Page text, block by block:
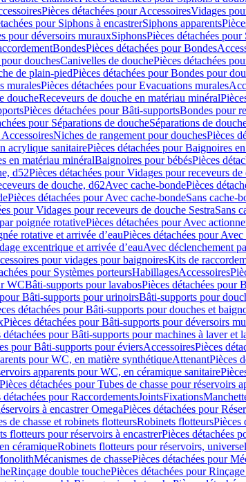
Pièces détachées pour AccessoiresVidages
pour Siphons à encastrerSiphons apparents
pour déversoirs murauxSiphonsPièces détachées pour
BondesPièces détachées pour Bondes
douchesCanivelles de douchePièces détachées
de plain-piedPièces détachées pour Bondes pour
muralesPièces détachées pour Evacuations murales
doucheReceveurs de douche en matériau minéral
Pièces détachées pour Bâti-supportsBondes pour
pour Séparations de doucheSéparations de
Niches de rangement pour douchesPièces
acrylique sanitairePièces détachées pour Baignoires
en matériau minéralBaignoires pour bébésPièces
d52Pièces détachées pour Vidages pour receveurs
de douche, d62Avec cache-bondePièces
Pièces détachées pour Avec cache-bondeSans cache-
pour Vidages pour receveurs de douche SestraSans
poignée rotativePièces détachées pour Avec
rotative et arrivée d’eauPièces détachées pour
excentrique et arrivée d’eauAvec déclenchement
pour vidages pour baignoiresKits de
pour Systèmes porteursHabillagesAccessoires
WCBâti-supports pour lavabosPièces détachées pour
Bâti-supports pour urinoirsBâti-supports pour
détachées pour Bâti-supports pour douches et
Pièces détachées pour Bâti-supports pour déversoirs
détachées pour Bâti-supports pour machines à laver et
pour Bâti-supports pour éviersAccessoiresPièces
pour WC, en matière synthétiqueAttenantPièces
apparents pour WC, en céramique sanitaire
Pièces détachées pour Tubes de chasse pour réservoirs
détachées pour RaccordementsJointsFixations
à encastrer OmegaPièces détachées pour
de chasse et robinets flotteursRobinets flotteursPièces
flotteurs pour réservoirs à encastrerPièces détachées
céramiqueRobinets flotteurs pour réservoirs,
Mécanismes de chassePièces détachées pour
Rinçage double touchePièces détachées pour